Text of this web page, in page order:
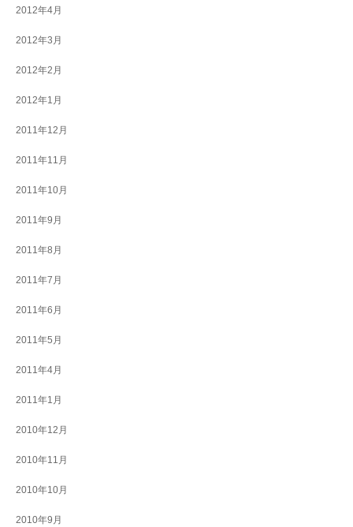
2012年4月
2012年3月
2012年2月
2012年1月
2011年12月
2011年11月
2011年10月
2011年9月
2011年8月
2011年7月
2011年6月
2011年5月
2011年4月
2011年1月
2010年12月
2010年11月
2010年10月
2010年9月